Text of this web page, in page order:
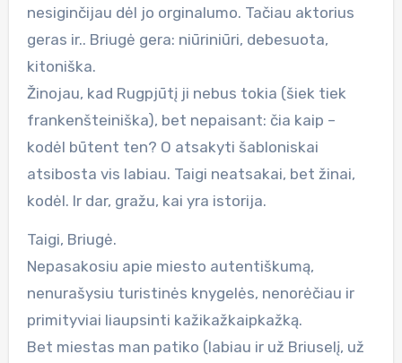
nesiginčijau dėl jo orginalumo. Tačiau aktorius
geras ir.. Briugė gera: niūriniūri, debesuota,
kitoniška.
Žinojau, kad Rugpjūtį ji nebus tokia (šiek tiek
frankenšteiniška), bet nepaisant: čia kaip –
kodėl būtent ten? O atsakyti šabloniskai
atsibosta vis labiau. Taigi neatsakai, bet žinai,
kodėl. Ir dar, gražu, kai yra istorija.
Taigi, Briugė.
Nepasakosiu apie miesto autentiškumą,
nenurašysiu turistinės knygelės, nenorėčiau ir
primityviai liaupsinti kažikažkaipkažką.
Bet miestas man patiko (labiau ir už Briuselį, už